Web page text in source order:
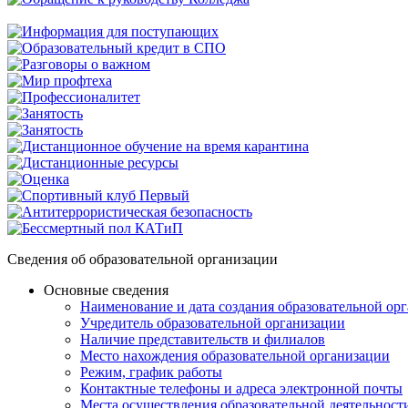
Сведения об образовательной организации
Основные сведения
Наименование и дата создания образовательной
Учредитель образовательной организации
Наличие представительств и филиалов
Место нахождения образовательной организации
Режим, график работы
Контактные телефоны и адреса электронной почты
Места осуществления образовательной